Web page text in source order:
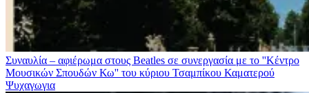
Συναυλία – αφιέρωμα στους Beatles σε συνεργασία με το ''Κέντρο
Μουσικών Σπουδών Κω'' του κύριου Τσαμπίκου Καματερού
Ψυχαγωγια